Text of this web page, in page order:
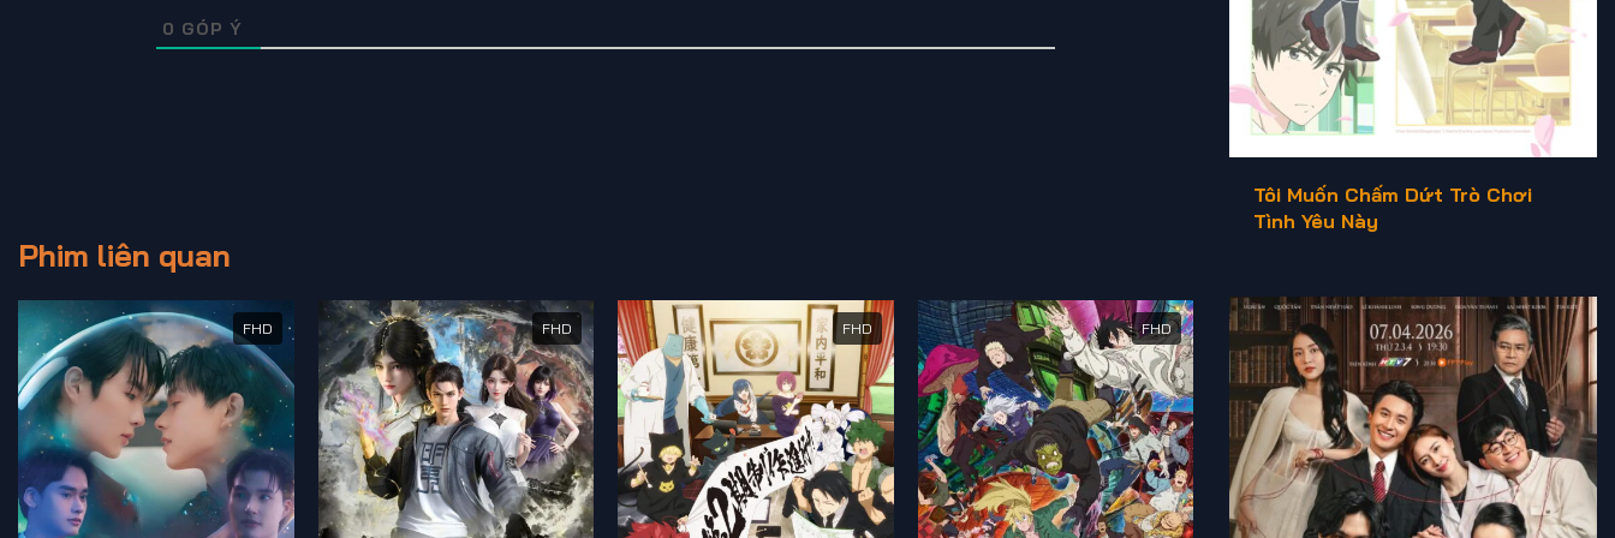
0 GÓP Ý
Phim liên quan
FHD FHD FHD FHD
Tôi Muốn Chấm Dứt Trò Chơi
Tình Yêu Này